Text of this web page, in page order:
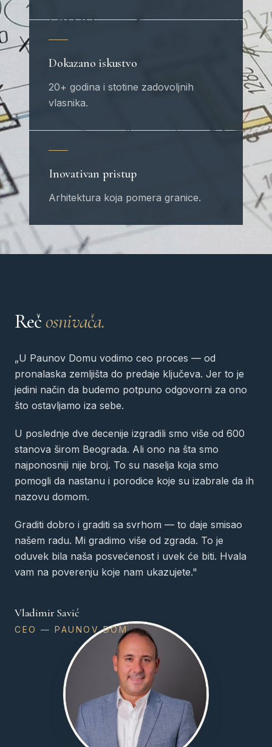
Dokazano iskustvo
20+ godina i stotine zadovoljnih
vlasnika.
Inovativan pristup
Arhitektura koja pomera granice.
Reč osnivača.
„U Paunov Domu vodimo ceo proces — od
pronalaska zemljišta do predaje ključeva. Jer to je
jedini način da budemo potpuno odgovorni za ono
što ostavljamo iza sebe.
U poslednje dve decenije izgradili smo više od 600
stanova širom Beograda. Ali ono na šta smo
najponosniji nije broj. To su naselja koja smo
pomogli da nastanu i porodice koje su izabrale da ih
nazovu domom.
Graditi dobro i graditi sa svrhom — to daje smisao
našem radu. Mi gradimo više od zgrada. To je
oduvek bila naša posvećenost i uvek će biti. Hvala
vam na poverenju koje nam ukazujete."
Vladimir Savić
CEO — PAUNOV DOM